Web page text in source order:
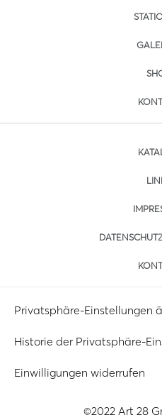
Privatsphäre-Einstellungen
Historie der Privatsphäre-
Einwilligungen widerrufen
©2022 Art 28